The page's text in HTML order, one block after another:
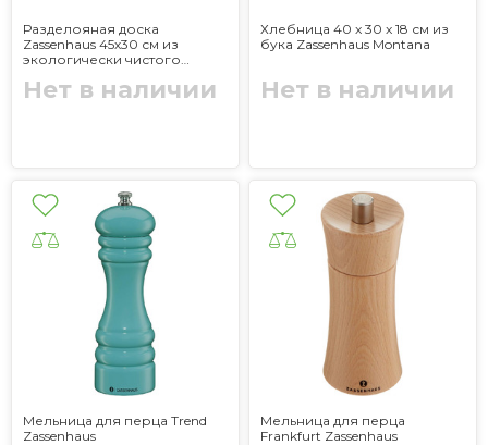
Разделояная доска
Zassenhaus 45х30 см из
экологически чистого
Нет в наличии
Хлебница 40 x 30 x 18 см из
бука Zassenhaus Montana
Нет в наличии
Мельница для перца Trend
Zassenhaus
Мельница для перца
Frankfurt Zassenhaus